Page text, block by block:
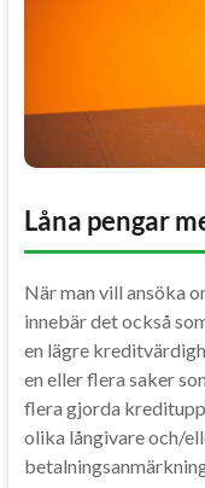
Låna pengar
När man vill ansöka
innebär det också
en lägre
en eller flera saker
flera gjorda
olika långivare och/